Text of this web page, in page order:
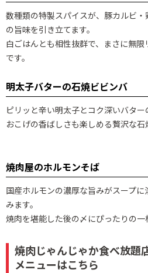
数種類の特製スパイスが、豚カルビ
の旨味を引き立てます。
白ごはんとも相性抜群で、まさに無
です。
明太子バターの石焼ビビンバ
ピリッと辛い明太子とコク深いバター
おこげの香ばしさも楽しめる贅沢な石
焼肉屋のホルモンそば
国産ホルモンの濃厚な旨みがスープ
みます。
焼肉を堪能した後の〆にぴったりの一
焼肉じゃんじゃか食べ放題
メニューはこちら